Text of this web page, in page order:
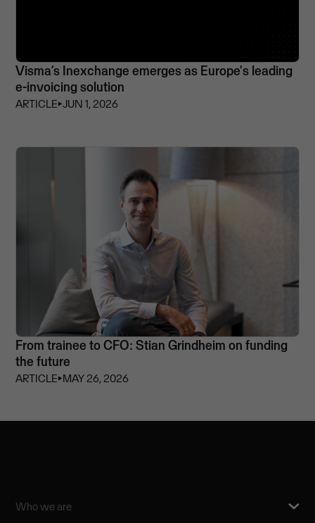
Visma’s Inexchange emerges as Europe's leading
e-invoicing solution
ARTICLE⏵JUN 1, 2026
From trainee to CFO: Stian Grindheim on funding
the future
ARTICLE⏵MAY 26, 2026
Who we are